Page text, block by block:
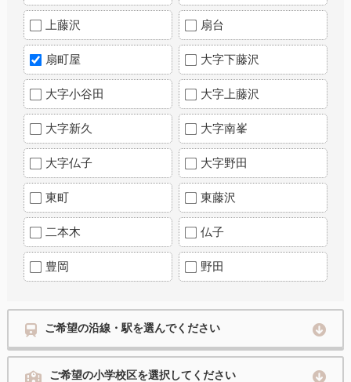
上藤沢 扇台
扇町屋 大字下藤沢
大字小谷田 大字上藤沢
大字新久 大字南峯
大字仏子 大字野田
東町 東藤沢
二本木 仏子
豊岡 野田
ご希望の沿線・駅を選んでください
ご希望の小学校区を選択してください